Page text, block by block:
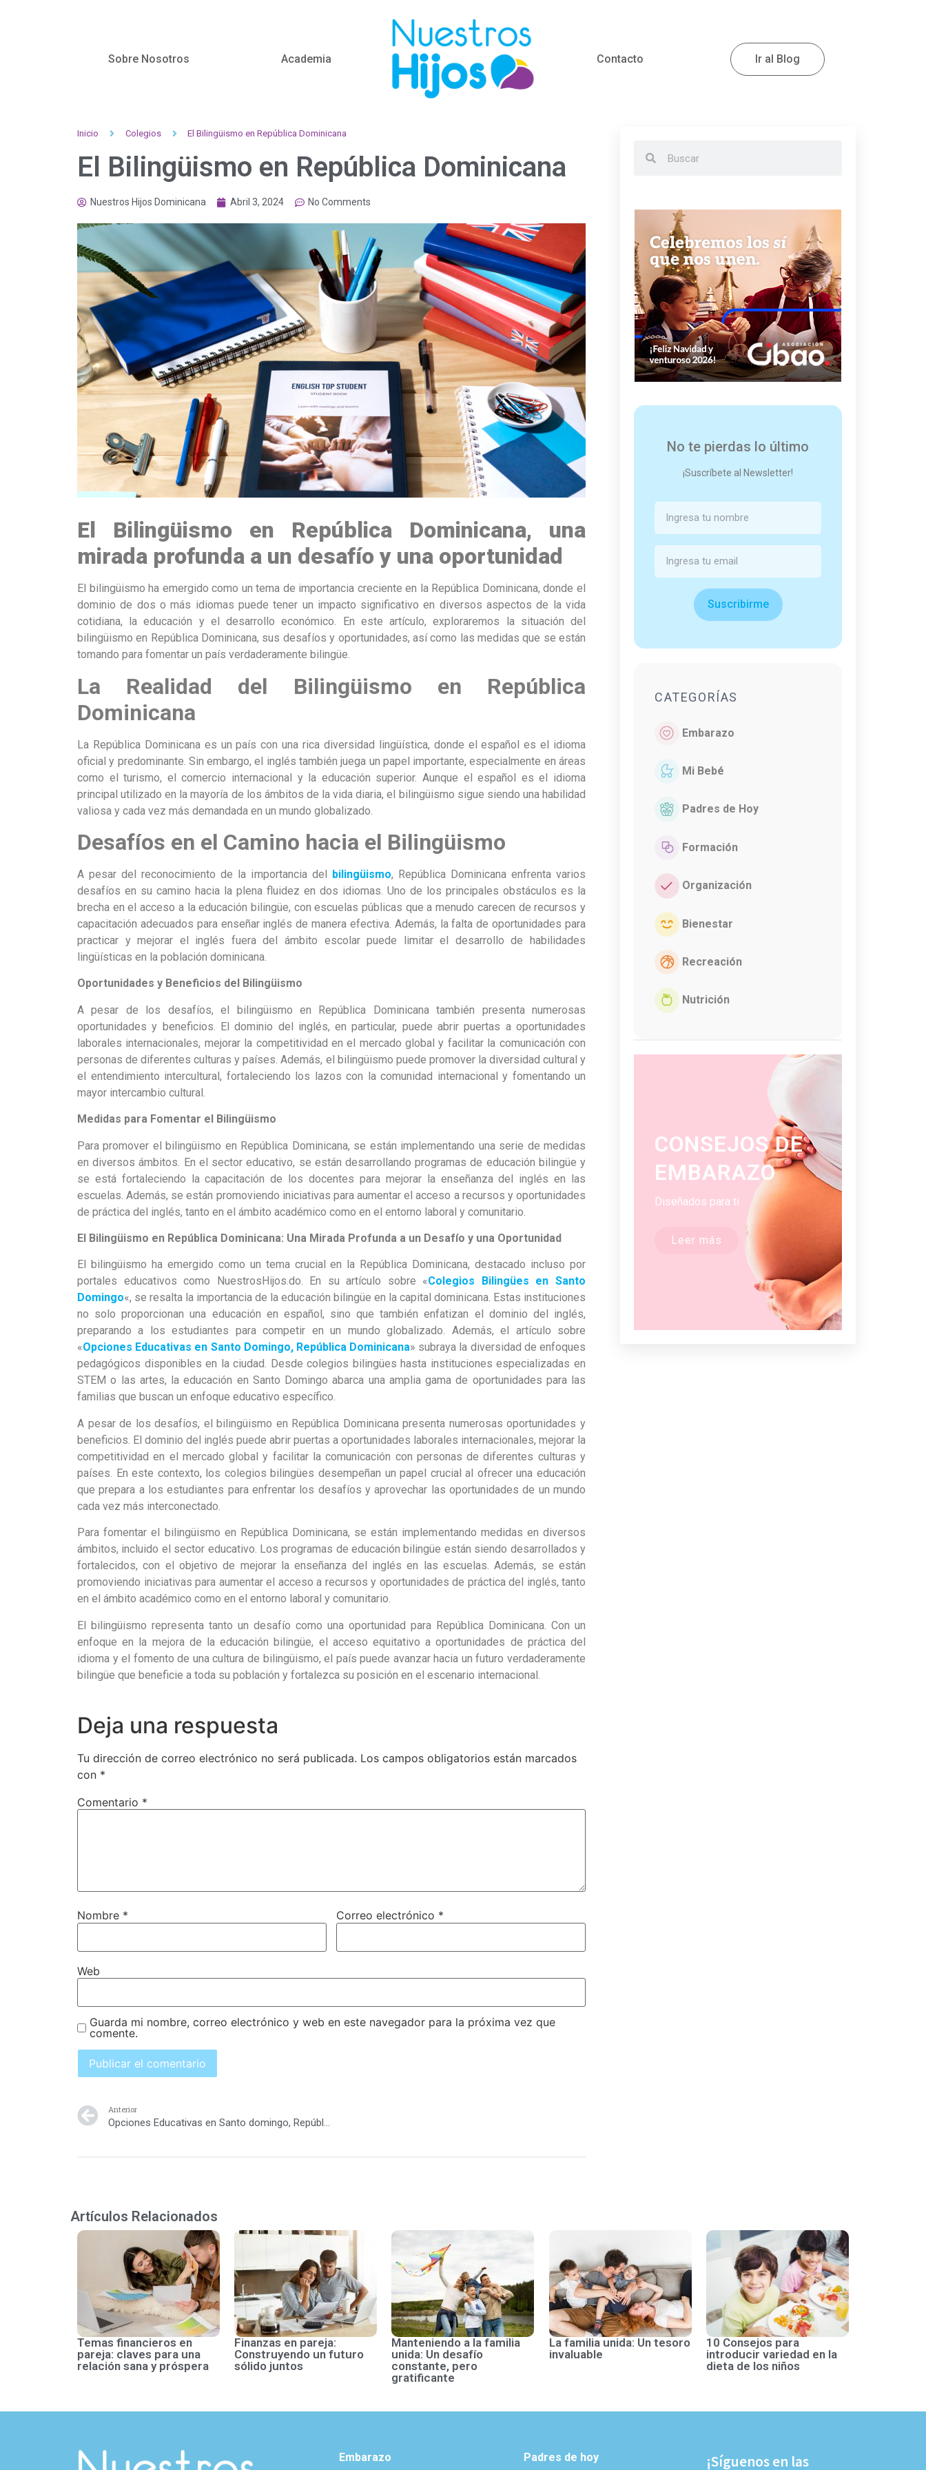
Sobre Nosotros Academia Contacto Ir al Blog
Inicio Colegios El Bilingüismo en República Dominicana
El Bilingüismo en República Dominicana
Nuestros Hijos Dominicana Abril 3, 2024 No Comments
El Bilingüismo en República Dominicana, una
mirada profunda a un desafío y una oportunidad
El bilingüismo ha emergido como un tema de importancia creciente en la República Dominicana, donde el
dominio de dos o más idiomas puede tener un impacto significativo en diversos aspectos de la vida
cotidiana, la educación y el desarrollo económico. En este artículo, exploraremos la situación del
bilingüismo en República Dominicana, sus desafíos y oportunidades, así como las medidas que se están
tomando para fomentar un país verdaderamente bilingüe.
La Realidad del Bilingüismo en República
Dominicana
La República Dominicana es un país con una rica diversidad lingüística, donde el español es el idioma
oficial y predominante. Sin embargo, el inglés también juega un papel importante, especialmente en áreas
como el turismo, el comercio internacional y la educación superior. Aunque el español es el idioma
principal utilizado en la mayoría de los ámbitos de la vida diaria, el bilingüismo sigue siendo una habilidad
valiosa y cada vez más demandada en un mundo globalizado.
Desafíos en el Camino hacia el Bilingüismo
A pesar del reconocimiento de la importancia del bilingüismo, República Dominicana enfrenta varios
desafíos en su camino hacia la plena fluidez en dos idiomas. Uno de los principales obstáculos es la
brecha en el acceso a la educación bilingüe, con escuelas públicas que a menudo carecen de recursos y
capacitación adecuados para enseñar inglés de manera efectiva. Además, la falta de oportunidades para
practicar y mejorar el inglés fuera del ámbito escolar puede limitar el desarrollo de habilidades
lingüísticas en la población dominicana.
Oportunidades y Beneficios del Bilingüismo
A pesar de los desafíos, el bilingüismo en República Dominicana también presenta numerosas
oportunidades y beneficios. El dominio del inglés, en particular, puede abrir puertas a oportunidades
laborales internacionales, mejorar la competitividad en el mercado global y facilitar la comunicación con
personas de diferentes culturas y países. Además, el bilingüismo puede promover la diversidad cultural y
el entendimiento intercultural, fortaleciendo los lazos con la comunidad internacional y fomentando un
mayor intercambio cultural.
Medidas para Fomentar el Bilingüismo
Para promover el bilingüismo en República Dominicana, se están implementando una serie de medidas
en diversos ámbitos. En el sector educativo, se están desarrollando programas de educación bilingüe y
se está fortaleciendo la capacitación de los docentes para mejorar la enseñanza del inglés en las
escuelas. Además, se están promoviendo iniciativas para aumentar el acceso a recursos y oportunidades
de práctica del inglés, tanto en el ámbito académico como en el entorno laboral y comunitario.
El Bilingüismo en República Dominicana: Una Mirada Profunda a un Desafío y una Oportunidad
El bilingüismo ha emergido como un tema crucial en la República Dominicana, destacado incluso por
portales educativos como NuestrosHijos.do. En su artículo sobre «Colegios Bilingües en Santo
Domingo«, se resalta la importancia de la educación bilingüe en la capital dominicana. Estas instituciones
no solo proporcionan una educación en español, sino que también enfatizan el dominio del inglés,
preparando a los estudiantes para competir en un mundo globalizado. Además, el artículo sobre
«Opciones Educativas en Santo Domingo, República Dominicana» subraya la diversidad de enfoques
pedagógicos disponibles en la ciudad. Desde colegios bilingües hasta instituciones especializadas en
STEM o las artes, la educación en Santo Domingo abarca una amplia gama de oportunidades para las
familias que buscan un enfoque educativo específico.
A pesar de los desafíos, el bilingüismo en República Dominicana presenta numerosas oportunidades y
beneficios. El dominio del inglés puede abrir puertas a oportunidades laborales internacionales, mejorar la
competitividad en el mercado global y facilitar la comunicación con personas de diferentes culturas y
países. En este contexto, los colegios bilingües desempeñan un papel crucial al ofrecer una educación
que prepara a los estudiantes para enfrentar los desafíos y aprovechar las oportunidades de un mundo
cada vez más interconectado.
Para fomentar el bilingüismo en República Dominicana, se están implementando medidas en diversos
ámbitos, incluido el sector educativo. Los programas de educación bilingüe están siendo desarrollados y
fortalecidos, con el objetivo de mejorar la enseñanza del inglés en las escuelas. Además, se están
promoviendo iniciativas para aumentar el acceso a recursos y oportunidades de práctica del inglés, tanto
en el ámbito académico como en el entorno laboral y comunitario.
El bilingüismo representa tanto un desafío como una oportunidad para República Dominicana. Con un
enfoque en la mejora de la educación bilingüe, el acceso equitativo a oportunidades de práctica del
idioma y el fomento de una cultura de bilingüismo, el país puede avanzar hacia un futuro verdaderamente
bilingüe que beneficie a toda su población y fortalezca su posición en el escenario internacional.
Deja una respuesta
Tu dirección de correo electrónico no será publicada. Los campos obligatorios están marcados
con *
Comentario *
Nombre * Correo electrónico *
Web
Guarda mi nombre, correo electrónico y web en este navegador para la próxima vez que
comente.
Anterior
Opciones Educativas en Santo domingo, República Dominicana
No te pierdas lo último
¡Suscríbete al Newsletter!
Suscribirme
CATEGORÍAS
Embarazo
Mi Bebé
Padres de Hoy
Formación
Organización
Bienestar
Recreación
Nutrición
CONSEJOS DE
EMBARAZO
Diseñados para ti
Leer más
Artículos Relacionados
Temas financieros en
pareja: claves para una
relación sana y próspera
Finanzas en pareja:
Construyendo un futuro
sólido juntos
Manteniendo a la familia
unida: Un desafío
constante, pero
gratificante
La familia unida: Un tesoro
invaluable
10 Consejos para
introducir variedad en la
dieta de los niños
Embarazo Padres de hoy ¡Síguenos en las